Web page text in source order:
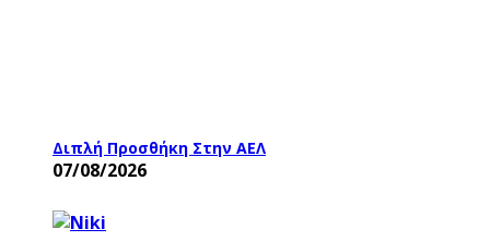
Διπλή Προσθήκη Στην ΑΕΛ
07/08/2026